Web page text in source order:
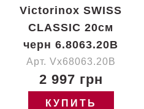
Victorinox SWISS
CLASSIC 20см
черн 6.8063.20B
Арт. Vx68063.20B
2 997 грн
КУПИТЬ